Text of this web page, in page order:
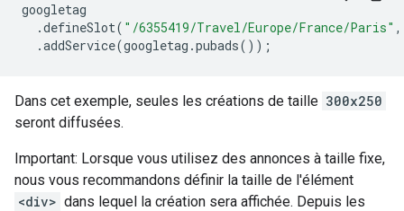
googletag
.defineSlot( "/6355419/Travel/Europe/France/Paris" ,
.addService(googletag .pubads());
Dans cet exemple, seules les créations de taille 300x250
seront diffusées.
Important: Lorsque vous utilisez des annonces à taille fixe,
nous vous recommandons définir la taille de l'élément
<div> dans lequel la création sera affichée. Depuis les